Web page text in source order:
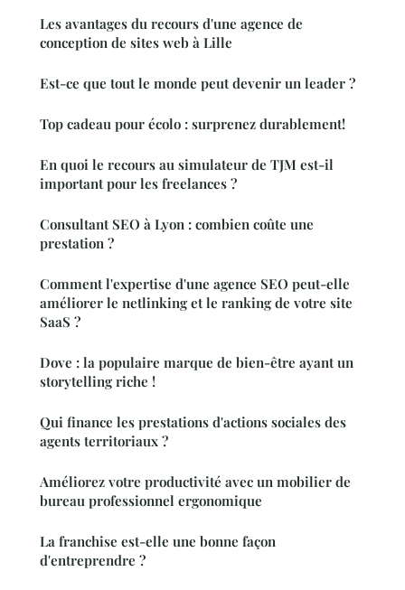
Les avantages du recours d'une agence de
conception de sites web à Lille
Est-ce que tout le monde peut devenir un leader ?
Top cadeau pour écolo : surprenez durablement!
En quoi le recours au simulateur de TJM est-il
important pour les freelances ?
Consultant SEO à Lyon : combien coûte une
prestation ?
Comment l'expertise d'une agence SEO peut-elle
améliorer le netlinking et le ranking de votre site
SaaS ?
Dove : la populaire marque de bien-être ayant un
storytelling riche !
Qui finance les prestations d'actions sociales des
agents territoriaux ?
Améliorez votre productivité avec un mobilier de
bureau professionnel ergonomique
La franchise est-elle une bonne façon
d'entreprendre ?